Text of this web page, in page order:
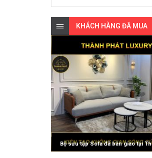
KHÁCH HÀNG ĐÃ MUA
Bộ sưu tập Sofa đã bàn giao tại